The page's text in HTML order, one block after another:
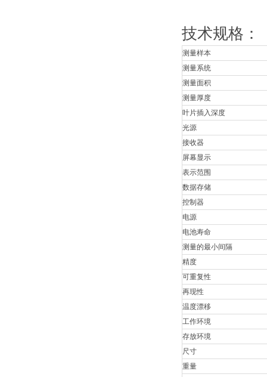
技术规格：
测量样本
测量系统
测量面积
测量厚度
叶片插入深度
光源
接收器
屏幕显示
表示范围
数据存储
控制器
电源
电池寿命
测量的最小间隔
精度
可重复性
再现性
温度漂移
工作环境
存放环境
尺寸
重量